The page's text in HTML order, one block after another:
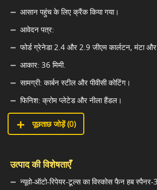
आसान पहुंच के लिए क्रैंक किया गया।
आवेदन पत्र:
फोर्ड ग्रेनेडा 2.4 और 2.9 जीएम कार्लटन, मंटा
आकार: 36 मिमी.
सामग्री: कार्बन स्टील और पीवीसी कोटिंग।
फिनिश: क्रोम प्लेटेड और नीला हैंडल।
पूछताछ जोड़ें (0)
उत्पाद की विशेषताएँ
न्यूवो-ऑटो-रिपेयर-टूल्स का विस्कोस फैन हब